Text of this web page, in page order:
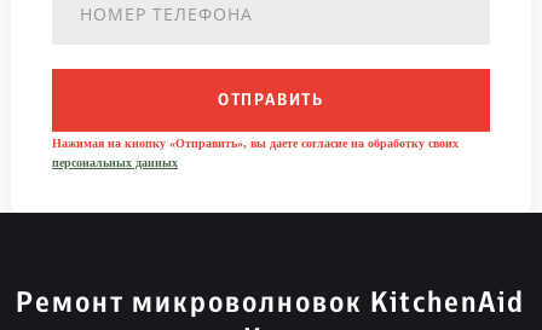
ОТПРАВИТЬ
Нажимая на кнопку «Отправить», вы даете согласие на обработку своих
персональных данных
Ремонт микроволновок KitchenAid